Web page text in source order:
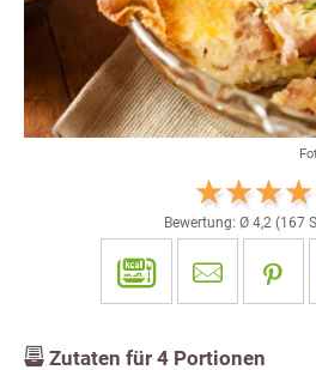
Bewertung: Ø 4,2 (167
Zutaten für 4 Portionen